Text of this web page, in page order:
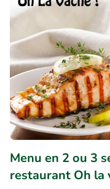
Menu en 2 ou 3
restaurant Oh la